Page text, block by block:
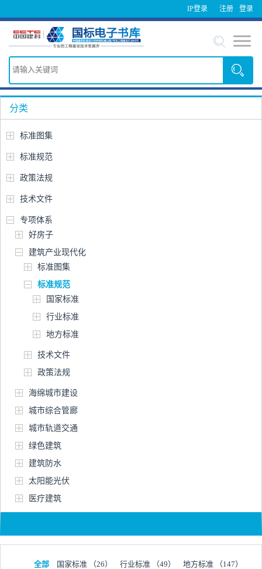
IP登录 登录
注册
分类
标准图集
标准规范
政策法规
技术文件
专项体系
好房子
建筑产业现代化
标准图集
标准规范
国家标准
行业标准
地方标准
技术文件
政策法规
海绵城市建设
城市综合管廊
城市轨道交通
绿色建筑
建筑防水
太阳能光伏
医疗建筑
全部 国家标准 （26） 行业标准 （49） 地方标准 （147）